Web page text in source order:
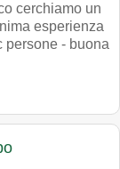
cerchiamo un
esperienza
persone - buona